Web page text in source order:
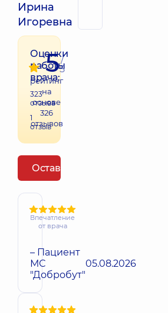
Ирина
Игоревна
Оценки
работы
врача:
323
отзыва
1
отзыв
5/
5
рейтинг
на
основе
326
отзывов
Оставить отзыв
Впечатление
от врача
– Пациент
МС
"Добробут"
05.08.2026